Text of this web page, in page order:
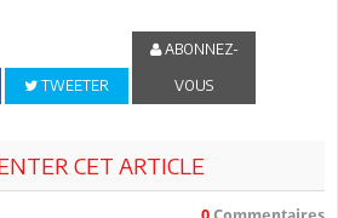
TWEETER
ABONNEZ-
VOUS
CET ARTICLE